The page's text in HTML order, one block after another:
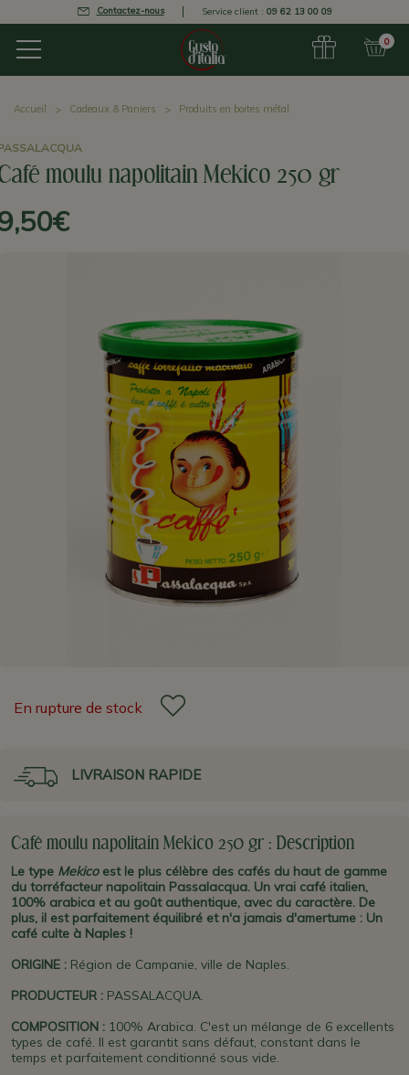
Contactez-nous Service client : 09 62 13 00 09
0
Accueil Cadeaux & Paniers Produits en boites métal
moulu napolitain Mekico 250 gr
En rupture de stock
LIVRAISON RAPIDE
Café moulu napolitain Mekico 250 gr : Description
Le type Mekicoest le plus célèbre des cafés du haut de gamme
du torréfacteur napolitain Passalacqua. Un vrai café italien,
100% arabica et au goût authentique, avec du caractère. De
plus, il est parfaitement équilibré et n'a jamais d'amertume : Un
café culte à Naples !
ORIGINE : Région de Campanie, ville de Naples.
PRODUCTEUR : PASSALACQUA.
COMPOSITION : 100% Arabica. C'est un mélange de 6 excellents
types de café. Il est garantit sans défaut, constant dans le
temps et parfaitement conditionné sous vide.